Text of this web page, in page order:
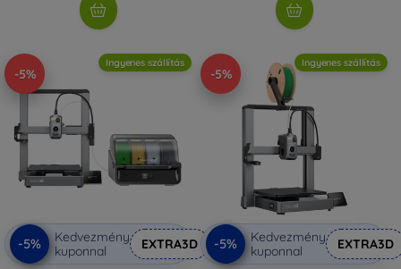
-5%
Ingyenes szállítás
-5%
Kedvezmény
kuponnal
EXTRA3D
-5%
Ingyenes szállítás
-5%
Kedvezmény
kuponnal
EXTRA3D